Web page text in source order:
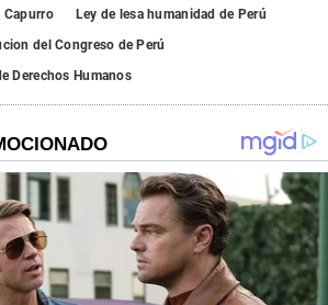
Capurro
Ley de lesa humanidad de Perú
del Congreso de Perú
Derechos Humanos